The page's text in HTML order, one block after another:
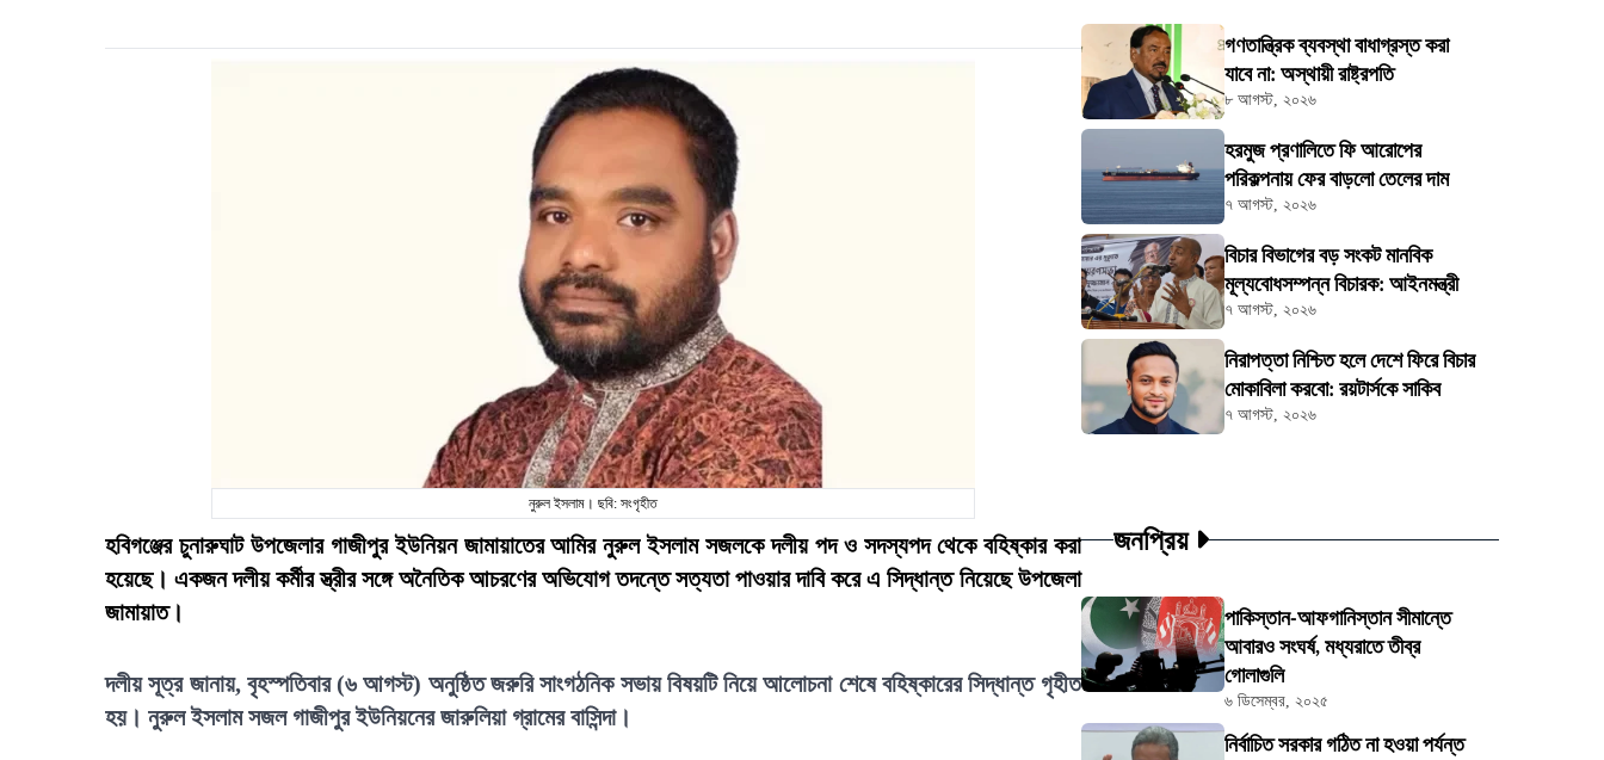
নুরুল ইসলাম। ছবি: সংগৃহীত
হবিগঞ্জের চুনারুঘাট উপজেলার গাজীপুর ইউনিয়ন জামায়াতের আমির নুরুল ইসলাম সজলকে দলীয় পদ ও সদস্যপদ থেকে বহিষ্কার করা
হয়েছে। একজন দলীয় কর্মীর স্ত্রীর সঙ্গে অনৈতিক আচরণের অভিযোগ তদন্তে সত্যতা পাওয়ার দাবি করে এ সিদ্ধান্ত নিয়েছে উপজেলা
জামায়াত।
দলীয় সূত্র জানায়, বৃহস্পতিবার (৬ আগস্ট) অনুষ্ঠিত জরুরি সাংগঠনিক সভায় বিষয়টি নিয়ে আলোচনা শেষে বহিষ্কারের সিদ্ধান্ত গৃহীত
হয়। নুরুল ইসলাম সজল গাজীপুর ইউনিয়নের জারুলিয়া গ্রামের বাসিন্দা।
গণতান্ত্রিক ব্যবস্থা বাধাগ্রস্ত করা
যাবে না: অস্থায়ী রাষ্ট্রপতি
৮ আগস্ট, ২০২৬
হরমুজ প্রণালিতে ফি আরোপের
পরিকল্পনায় ফের বাড়লো তেলের দাম
৭ আগস্ট, ২০২৬
বিচার বিভাগের বড় সংকট মানবিক
মূল্যবোধসম্পন্ন বিচারক: আইনমন্ত্রী
৭ আগস্ট, ২০২৬
নিরাপত্তা নিশ্চিত হলে দেশে ফিরে বিচার
মোকাবিলা করবো: রয়টার্সকে সাকিব
৭ আগস্ট, ২০২৬
জনপ্রিয়
পাকিস্তান-আফগানিস্তান সীমান্তে
আবারও সংঘর্ষ, মধ্যরাতে তীব্র
গোলাগুলি
৬ ডিসেম্বর, ২০২৫
নির্বাচিত সরকার গঠিত না হওয়া পর্যন্ত